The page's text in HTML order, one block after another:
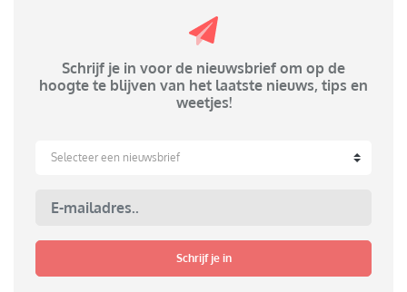
Schrijf je in voor de nieuwsbrief om op de
hoogte te blijven van het laatste nieuws, tips en
weetjes!
Schrijf je in
Selecteer een nieuwsbrief